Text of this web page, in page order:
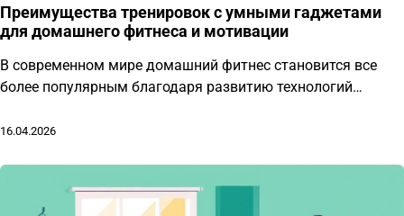
Преимущества тренировок с умными гаджетами
для домашнего фитнеса и мотивации
В современном мире домашний фитнес становится все
более популярным благодаря развитию технологий…
16.04.2026